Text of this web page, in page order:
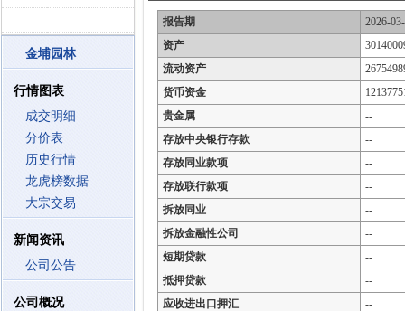
金埔园林
行情图表
成交明细
分价表
历史行情
龙虎榜数据
大宗交易
新闻资讯
公司公告
公司概况
报告期
2026-
资产
流动资产
货币资金
贵金属
--
存放中央银行存款
--
存放同业款项
--
存放联行款项
--
拆放同业
--
拆放金融性公司
--
短期贷款
--
抵押贷款
--
应收进出口押汇
--